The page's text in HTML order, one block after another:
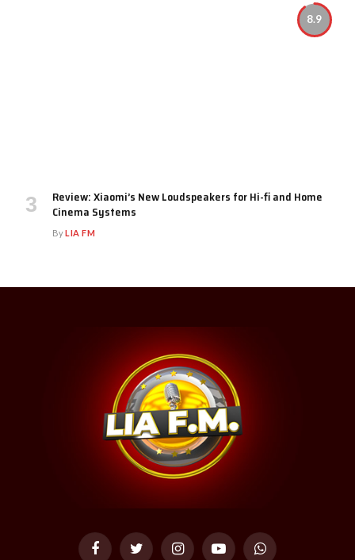
8.9
Review: Xiaomi’s New Loudspeakers for Hi-fi and Home
Cinema Systems
ByLIA FM
FacebookTwitter InstagramYouTubeWhatsApp